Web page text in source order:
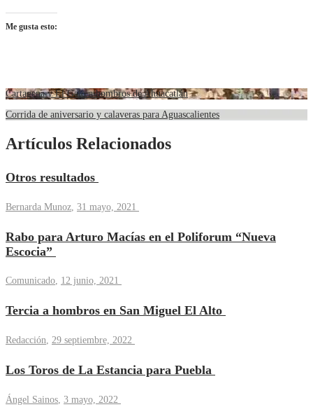
Me gusta esto:
Cartagena y El Galo a hombros de Ahuacatlán
Corrida de aniversario y calaveras para Aguascalientes
Artículos Relacionados
Otros resultados
Bernarda Munoz 31 mayo, 2021
Rabo para Arturo Macías en el Poliforum “Nueva
Escocia”
Comunicado, 12 junio, 2021
Tercia a hombros en San Miguel El Alto
Redacción, 29 septiembre, 2022
Los Toros de La Estancia para Puebla
Ángel Sainos, 3 mayo, 2022